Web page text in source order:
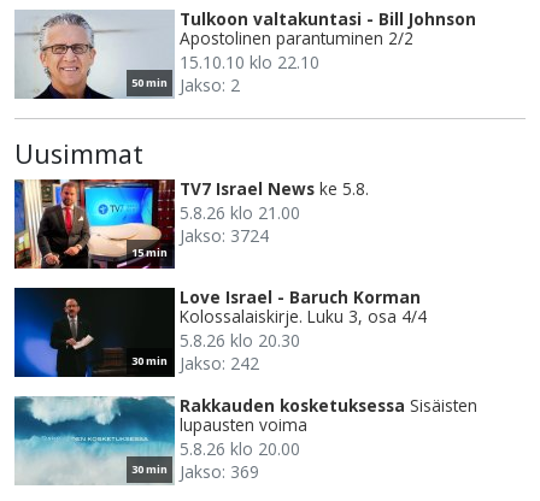
50 min
Tulkoon valtakuntasi - Bill Johnson
Apostolinen parantuminen 2/2
15.10.10 klo 22.10
Jakso: 2
Uusimmat
15 min
TV7 Israel News ke 5.8.
5.8.26 klo 21.00
Jakso: 3724
30 min
Love Israel - Baruch Korman
Kolossalaiskirje. Luku 3, osa 4/4
5.8.26 klo 20.30
Jakso: 242
30 min
Rakkauden kosketuksessa Sisäisten
lupausten voima
5.8.26 klo 20.00
Jakso: 369